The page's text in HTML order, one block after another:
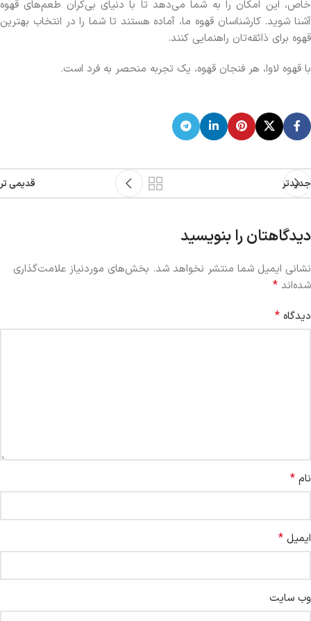
خاص، این امکان را به شما می‌دهد تا با دنیای بی‌کران طعم‌های قهوه
آشنا شوید. کارشناسان قهوه ما، آماده هستند تا شما را در انتخاب بهترین
قهوه برای ذائقه‌تان راهنمایی کنند.
با قهوه لاوا، هر فنجان قهوه، یک تجربه منحصر به فرد است.
جدیدتر قدیمی تر
دیدگاهتان را بنویسید
نشانی ایمیل شما منتشر نخواهد شد. بخش‌های موردنیاز علامت‌گذاری
شده‌اند *
دیدگاه *
نام *
ایمیل *
وب‌ سایت